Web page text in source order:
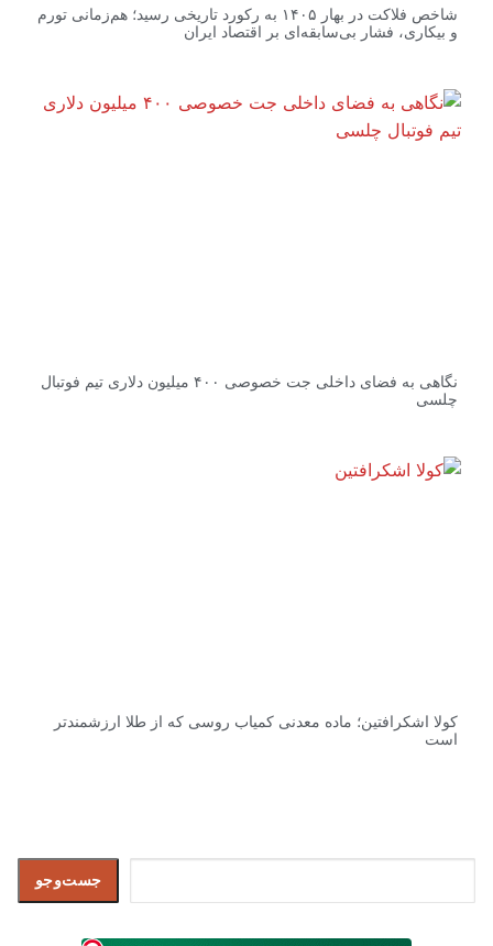
شاخص فلاکت در بهار ۱۴۰۵ به رکورد تاریخی رسید؛ هم‌زمانی تورم
و بیکاری، فشار بی‌سابقه‌ای بر اقتصاد ایران
نگاهی به فضای داخلی جت خصوصی ۴۰۰ میلیون دلاری تیم فوتبال
چلسی
کولا اشکرافتین؛ ماده معدنی کمیاب روسی که از طلا ارزشمندتر
است
جست‌وجو